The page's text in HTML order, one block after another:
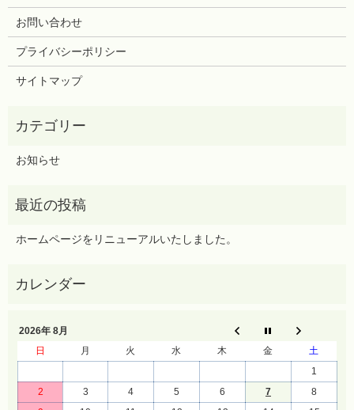
お問い合わせ
プライバシーポリシー
サイトマップ
お知らせ
ホームページをリニューアルいたしました。
2026年 8月
日
月 火 水 木 金
土
1
2
3 4 5 6 7
8